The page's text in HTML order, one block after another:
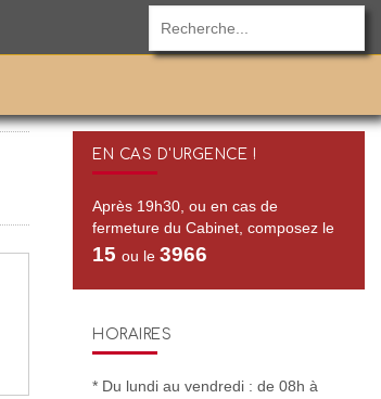
EN CAS D'URGENCE !
Après 19h30, ou en cas de
fermeture du Cabinet, composez le
15ou le3966
HORAIRES
* Du lundi au vendredi : de 08h à